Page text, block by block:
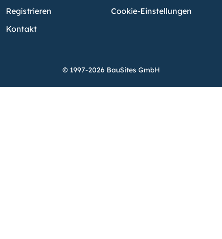
Registrieren
Kontakt
Cookie-Einstellungen
© 1997-2026 BauSites GmbH